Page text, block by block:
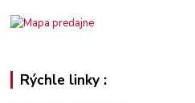
Rýchle linky :